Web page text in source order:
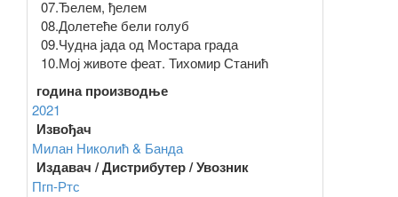
07.Ђелем, ђелем
08.Долетеће бели голуб
09.Чудна јада од Мостара града
10.Мој животе феат. Тихомир Станић
година производње
2021
Извођач
Милан Николић & Банда
Издавач / Дистрибутер / Увозник
Пгп-Ртс